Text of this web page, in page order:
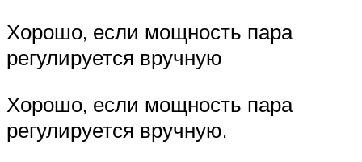
Хорошо, если мощность пара
регулируется вручную
Хорошо, если мощность пара
регулируется вручную.